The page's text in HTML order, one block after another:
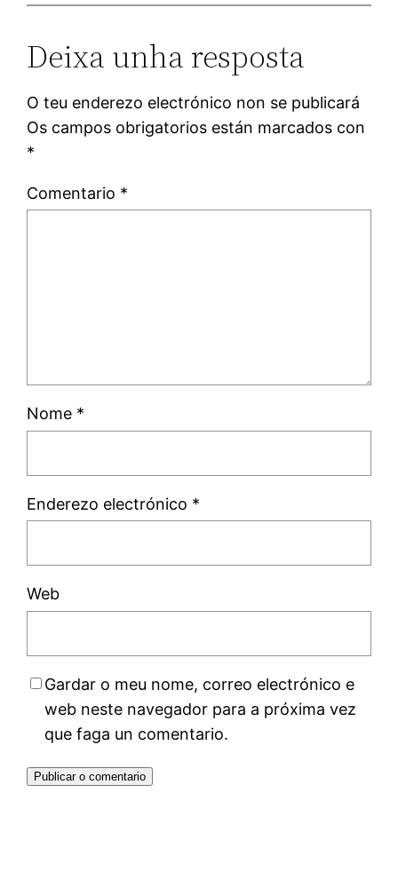
Deixa unha resposta
O teu enderezo electrónico non se publicará
Os campos obrigatorios están marcados con
*
Comentario *
Nome *
Enderezo electrónico *
Web
Gardar o meu nome, correo electrónico e
web neste navegador para a próxima vez
que faga un comentario.